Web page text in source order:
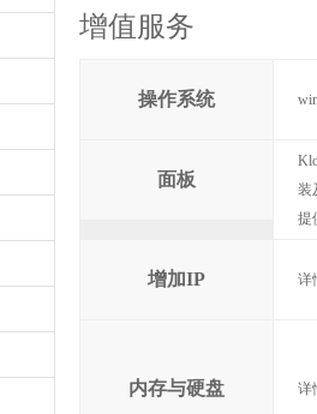
增值服务
操作系统
面板
装
提
增加IP 详
内存与硬盘 详